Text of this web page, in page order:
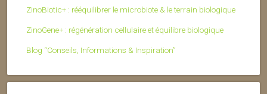
ZinoBiotic+ : rééquilibrer le microbiote & le terrain biologique
ZinoGene+ : régénération cellulaire et équilibre biologique
Blog “Conseils, Informations & Inspiration”